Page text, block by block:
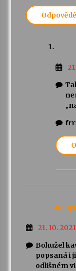
21. 10.
Bohužel
popsaná i
odlišném